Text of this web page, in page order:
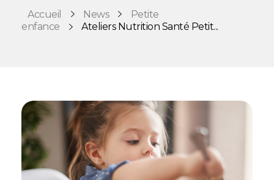
Accueil News
Petite
enfance
Ateliers Nutrition Santé Petit...